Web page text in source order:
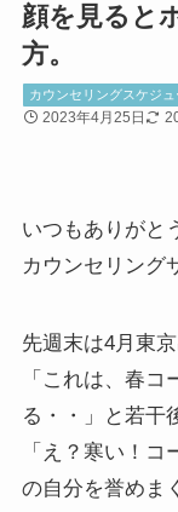
顔を見ると
方。
カウンセリングスケジ
2023年4月25日
いつもありがと
カウンセリング
先週末は4月東京
「これは、春
る・・」と若干
「え？寒い！
の自分を誉めま